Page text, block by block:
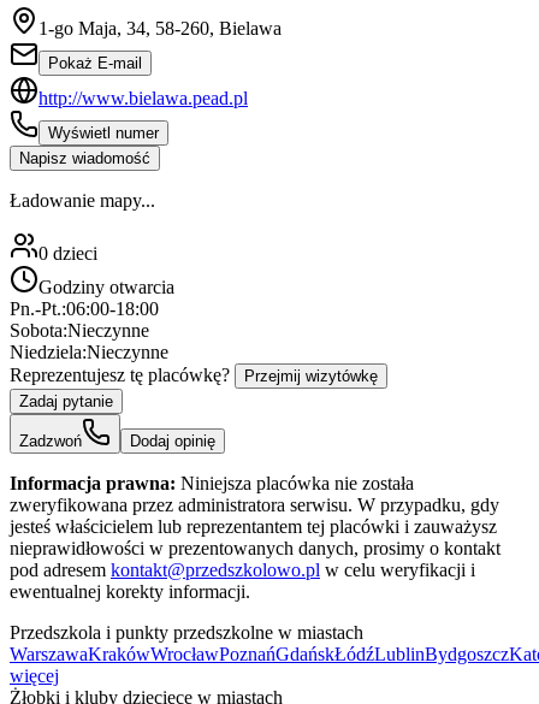
1-go Maja, 34, 58-260, Bielawa
Pokaż E-mail
http://www.bielawa.pead.pl
Wyświetl numer
Napisz wiadomość
Ładowanie mapy...
0 dzieci
Godziny otwarcia
Pn.-Pt.:06:00-18:00
Sobota:Nieczynne
Niedziela:Nieczynne
Reprezentujesz tę placówkę?
Przejmij wizytówkę
Zadaj pytanie
Zadzwoń Dodaj opinię
Informacja prawna: Niniejsza placówka nie została
zweryfikowana przez administratora serwisu. W przypadku, gdy
jesteś właścicielem lub reprezentantem tej placówki i zauważysz
nieprawidłowości w prezentowanych danych, prosimy o kontakt
pod adresem kontakt@przedszkolowo.pl w celu weryfikacji i
ewentualnej korekty informacji.
Przedszkola i punkty przedszkolne w miastach
WarszawaKrakówWrocławPoznańGdańskŁódźLublinBydgoszcz
więcej
Żłobki i kluby dziecięce w miastach